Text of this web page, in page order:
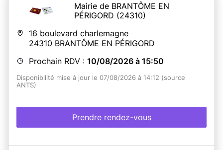
Mairie de BRANTÔME EN
PÉRIGORD (24310)
16 boulevard charlemagne
24310 BRANTÔME EN PÉRIGORD
Prochain RDV : 10/08/2026 à 15:50
Disponibilité mise à jour le 07/08/2026 à 14:12 (source
ANTS)
Prendre rendez-vous